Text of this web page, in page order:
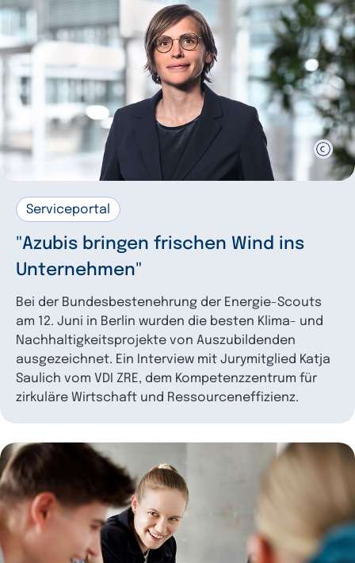
Infrastruktur 18
Mobilität 4
US-Handelspolitik 1
Serviceportal
"Azubis bringen frischen Wind ins
Unternehmen"
Bei der Bundesbestenehrung der Energie-Scouts
am 12. Juni in Berlin wurden die besten Klima- und
Nachhaltigkeitsprojekte von Auszubildenden
ausgezeichnet. Ein Interview mit Jurymitglied Katja
Saulich vom VDI ZRE, dem Kompetenzzentrum für
zirkuläre Wirtschaft und Ressourceneffizienz.